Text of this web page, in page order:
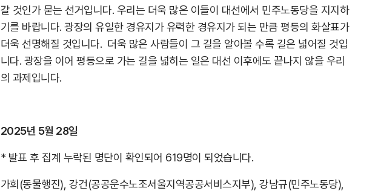
갈 것인가 묻는 선거입니다. 우리는 더욱 많은 이들이 대선에서 민주노동당을 지지하
기를 바랍니다. 광장의 유일한 경유지가 유력한 경유지가 되는 만큼 평등의 화살표가
더욱 선명해질 것입니다. 더욱 많은 사람들이 그 길을 알아볼 수록 길은 넓어질 것입
니다. 광장을 이어 평등으로 가는 길을 넓히는 일은 대선 이후에도 끝나지 않을 우리
의 과제입니다.
2025년 5월 28일
* 발표 후 집계 누락된 명단이 확인되어 619명이 되었습니다.
가희(동물행진), 강건(공공운수노조서울지역공공서비스지부), 강남규(민주노동당),